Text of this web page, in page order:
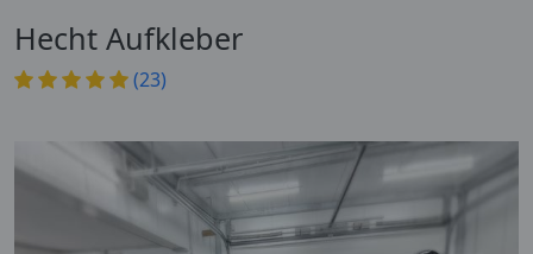
Hecht Aufkleber
(23)